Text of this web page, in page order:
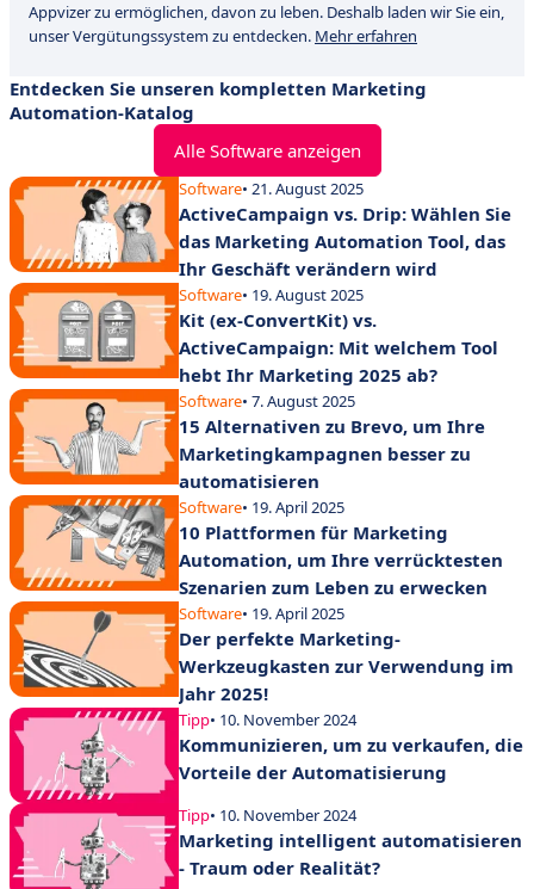
Appvizer zu ermöglichen, davon zu leben. Deshalb laden wir Sie ein,
unser Vergütungssystem zu entdecken. Mehr erfahren
Entdecken Sie unseren kompletten Marketing
Automation-Katalog
Alle Software anzeigen
Software• 21. August 2025
ActiveCampaign vs. Drip: Wählen Sie
das Marketing Automation Tool, das
Ihr Geschäft verändern wird
Software• 19. August 2025
Kit (ex-ConvertKit) vs.
ActiveCampaign: Mit welchem Tool
hebt Ihr Marketing 2025 ab?
Software• 7. August 2025
15 Alternativen zu Brevo, um Ihre
Marketingkampagnen besser zu
automatisieren
Software• 19. April 2025
10 Plattformen für Marketing
Automation, um Ihre verrücktesten
Szenarien zum Leben zu erwecken
Software• 19. April 2025
Der perfekte Marketing-
Werkzeugkasten zur Verwendung im
Jahr 2025!
Tipp• 10. November 2024
Kommunizieren, um zu verkaufen, die
Vorteile der Automatisierung
Tipp• 10. November 2024
Marketing intelligent automatisieren
- Traum oder Realität?